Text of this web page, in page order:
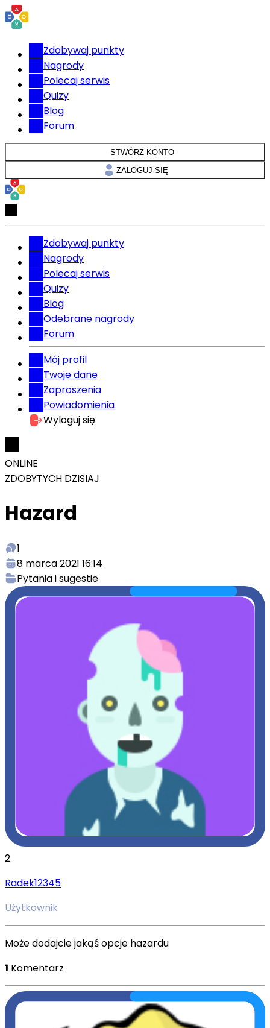
Zdobywaj punkty
Nagrody
Polecaj serwis
Quizy
Blog
Forum
STWÓRZ KONTO
ZALOGUJ SIĘ
Zdobywaj punkty
Nagrody
Polecaj serwis
Quizy
Blog
Odebrane nagrody
Forum
Mój profil
Twoje dane
Zaproszenia
Powiadomienia
Wyloguj się
ONLINE
ZDOBYTYCH DZISIAJ
Hazard
1
8 marca 2021 16:14
Pytania i sugestie
2
Radek12345
Użytkownik
Może dodajcie jakąś opcje hazardu
1 Komentarz